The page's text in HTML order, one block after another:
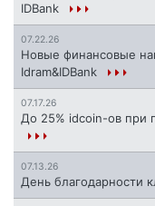
IDBank
07.22.26
Новые финансовые
Idram&IDBank
07.17.26
До 25% idcoin-ов при
07.13.26
День благодарности